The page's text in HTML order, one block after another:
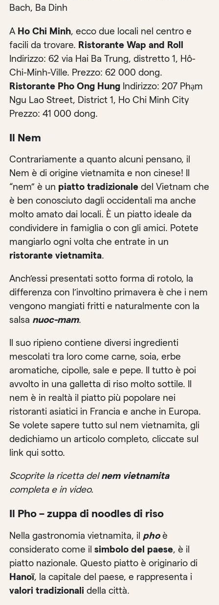
Bach, Ba Dinh
A Ho Chi Minh, ecco due locali nel centro e
facili da trovare. Ristorante Wap and Roll
Indirizzo: 62 via Hai Ba Trung, distretto 1, Hô-
Chi-Minh-Ville. Prezzo: 62 000 dong.
Ristorante Pho Ong Hung Indirizzo: 207 Phạm
Ngu Lao Street, District 1, Ho Chi Minh City
Prezzo: 41 000 dong.
Il Nem
Contrariamente a quanto alcuni pensano, il
Nem è di origine vietnamita e non cinese! Il
“nem” è un piatto tradizionale del Vietnam che
è ben conosciuto dagli occidentali ma anche
molto amato dai locali. È un piatto ideale da
condividere in famiglia o con gli amici. Potete
mangiarlo ogni volta che entrate in un
ristorante vietnamita.
Anch’essi presentati sotto forma di rotolo, la
differenza con l’involtino primavera è che i nem
vengono mangiati fritti e naturalmente con la
salsa nuoc-mam.
Il suo ripieno contiene diversi ingredienti
mescolati tra loro come carne, soia, erbe
aromatiche, cipolle, sale e pepe. Il tutto è poi
avvolto in una galletta di riso molto sottile. Il
nem è in realtà il piatto più popolare nei
ristoranti asiatici in Francia e anche in Europa.
Se volete sapere tutto sul nem vietnamita, gli
dedichiamo un articolo completo, cliccate sul
link qui sotto.
Scoprite la ricetta delnem vietnamita
completa e in video.
Il Pho – zuppa di noodles di riso
Nella gastronomia vietnamita, il phoè
considerato come ilsimbolo del paese, è il
piatto nazionale. Questo piatto è originario di
Hanoï, la capitale del paese, e rappresenta i
valori tradizionali della città.